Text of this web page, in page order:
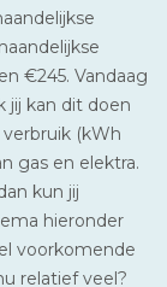
€245. Vandaag
jij kan dit doen
(kWh
gas en elektra.
kun jij
hieronder
voorkomende
relatief veel?